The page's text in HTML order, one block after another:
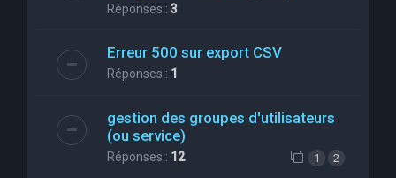
Réponses : 3
Erreur 500 sur export CSV
Réponses : 1
gestion des groupes d'utilisateurs
(ou service)
Réponses : 12 1 2